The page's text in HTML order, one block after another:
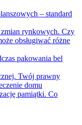
– standard
rynkowych. Czy
obsługiwać różne
pakowania bel
Twój prawny
domu
pamiątki. Co